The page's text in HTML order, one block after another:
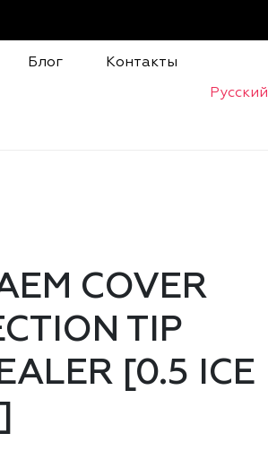
Блог Контакты
Русский
COVER
TIP
[0.5 ICE